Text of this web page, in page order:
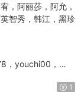
，阿丽莎，阿允，
智秀，韩江，黑珍
，youchi00，
，瑞实，胜雅，芭
1